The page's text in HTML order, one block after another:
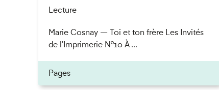
Lecture
Marie Cosnay — Toi et ton frère Les Invités
de l'Imprimerie n°10 À ...
Pages